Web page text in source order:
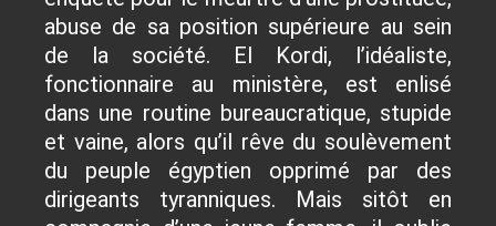
abuse de sa position supérieure au sein
de la société. El Kordi, l’idéaliste,
fonctionnaire au ministère, est enlisé
dans une routine bureaucratique, stupide
et vaine, alors qu’il rêve du soulèvement
du peuple égyptien opprimé par des
dirigeants tyranniques. Mais sitôt en